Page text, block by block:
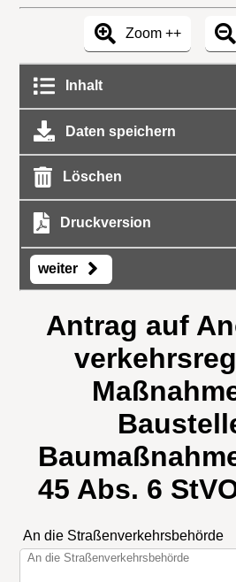
Zoom ++
Inhalt
Daten speichern
Löschen
Druckversion
weiter
Antrag auf
45 Abs. 6
An die Straßenverkehrsbehörde